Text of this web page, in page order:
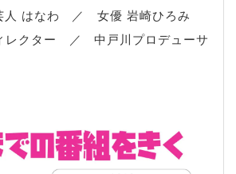
はなわ ／ 女優 岩崎ひろみ
レクター ／ 中戸川プロデューサ